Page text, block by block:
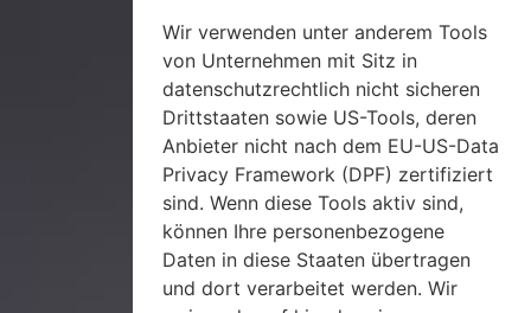
Wir verwenden unter anderem Tools
von Unternehmen mit Sitz in
datenschutzrechtlich nicht sicheren
Drittstaaten sowie US-Tools, deren
Anbieter nicht nach dem EU-US-Data
Privacy Framework (DPF) zertifiziert
sind. Wenn diese Tools aktiv sind,
können Ihre personenbezogene
Daten in diese Staaten übertragen
und dort verarbeitet werden. Wir